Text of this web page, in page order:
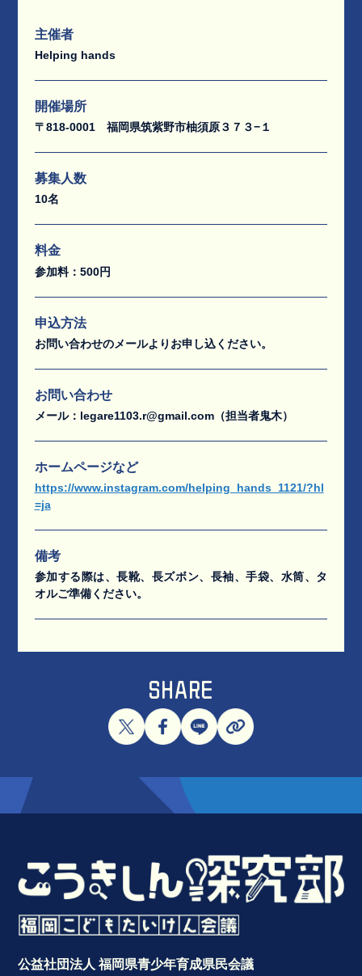
主催者
Helping hands
開催場所
〒818-0001 福岡県筑紫野市柚須原３７３−１
募集人数
10名
料金
参加料：500円
申込方法
お問い合わせのメールよりお申し込ください。
お問い合わせ
メール：legare1103.r@gmail.com（担当者鬼木）
ホームページなど
https://www.instagram.com/helping_hands_1121/?hl
=ja
備考
参加する際は、長靴、長ズボン、長袖、手袋、水筒、タ
オルご準備ください。
SHARE
公益社団法人 福岡県青少年育成県民会議